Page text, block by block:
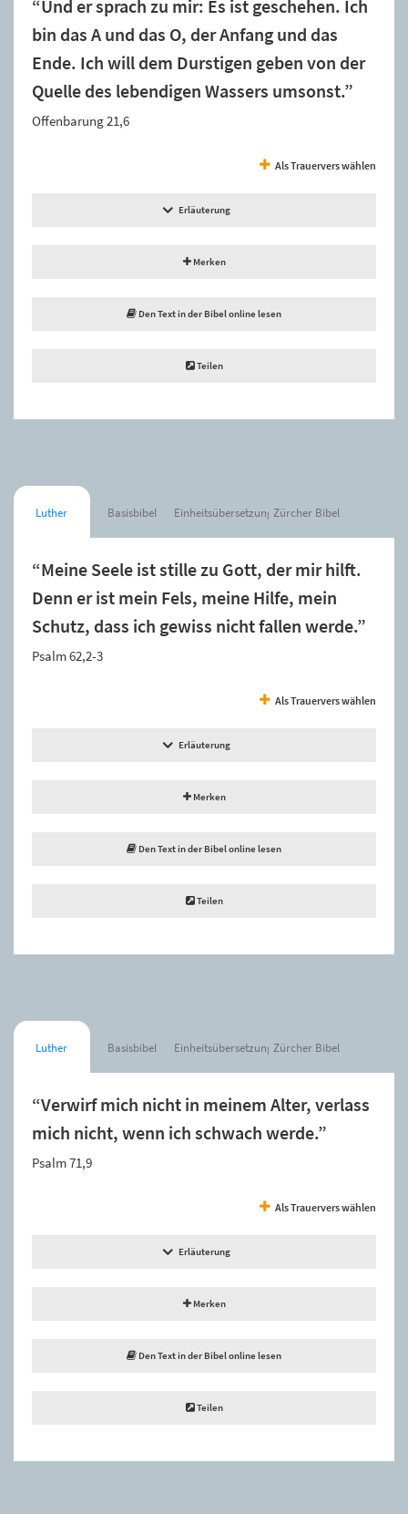
“Und er sprach zu mir: Es ist geschehen. Ich
bin das A und das O, der Anfang und das
Ende. Ich will dem Durstigen geben von der
Quelle des lebendigen Wassers umsonst.”
Offenbarung 21,6
Als Trauervers wählen
Erläuterung
Merken
Den Text in der Bibel online lesen
Teilen
Luther Basisbibel Einheitsübersetzung Zürcher Bibel
“Meine Seele ist stille zu Gott, der mir hilft.
Denn er ist mein Fels, meine Hilfe, mein
Schutz, dass ich gewiss nicht fallen werde.”
Psalm 62,2-3
Als Trauervers wählen
Erläuterung
Merken
Den Text in der Bibel online lesen
Teilen
Luther Basisbibel Einheitsübersetzung Zürcher Bibel
“Verwirf mich nicht in meinem Alter, verlass
mich nicht, wenn ich schwach werde.”
Psalm 71,9
Als Trauervers wählen
Erläuterung
Merken
Den Text in der Bibel online lesen
Teilen